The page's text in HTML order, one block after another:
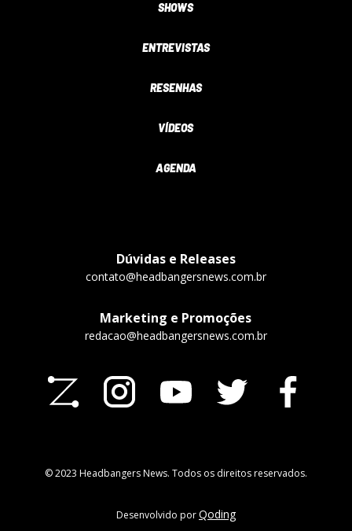
SHOWS
ENTREVISTAS
RESENHAS
VÍDEOS
AGENDA
Dúvidas e Releases
contato@headbangersnews.com.br
Marketing e Promoções
redacao@headbangersnews.com.br
© 2023 Headbangers News. Todos os direitos reservados.
Desenvolvido porQoding